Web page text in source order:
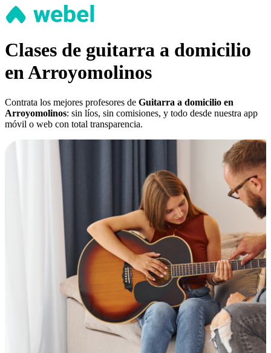
Clases de guitarra a domicilio
en Arroyomolinos
Contrata los mejores profesores de Guitarra a domicilio en
Arroyomolinos: sin líos, sin comisiones, y todo desde nuestra app
móvil o web con total transparencia.